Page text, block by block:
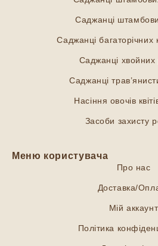
Саджанці
Саджанці багаторічних
Саджанці хвойних
Саджанці
Насіння овочів
Засоби захисту
Меню користувача
Про нас
Доставка/
Мій аккаунт
Політика